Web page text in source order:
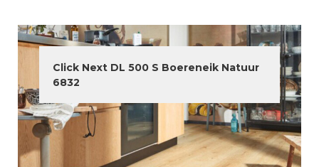
Click Next DL 500 S Boereneik Natuur
6832